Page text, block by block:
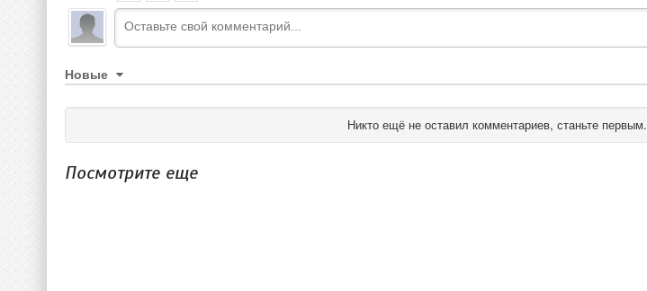
Новые
Никто ещё не оставил комментариев, станьте первым.
Посмотрите еще